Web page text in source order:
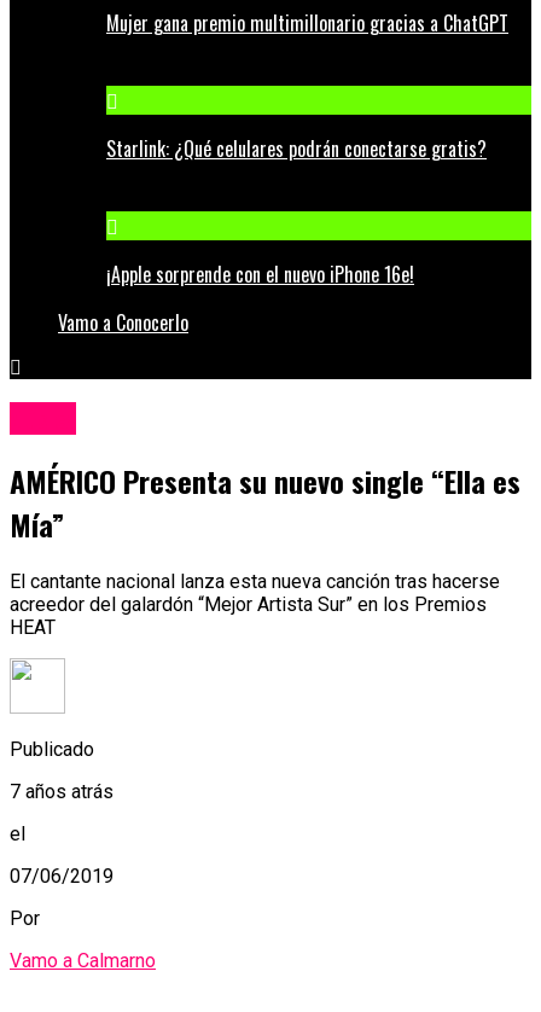
Mujer gana premio multimillonario gracias a ChatGPT
Starlink: ¿Qué celulares podrán conectarse gratis?
¡Apple sorprende con el nuevo iPhone 16e!
Vamo a Conocerlo
AMÉRICO Presenta su nuevo single “Ella es
Mía”
El cantante nacional lanza esta nueva canción tras hacerse
acreedor del galardón “Mejor Artista Sur” en los Premios
HEAT
Publicado
7 años atrás
el
07/06/2019
Por
Vamo a Calmarno